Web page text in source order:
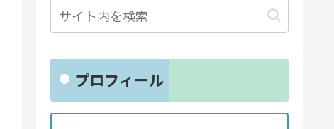
プロフィール